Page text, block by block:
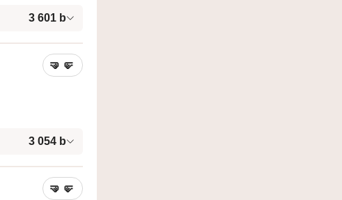
3 601 b
🤜 🤛
3 054 b
🤜 🤛